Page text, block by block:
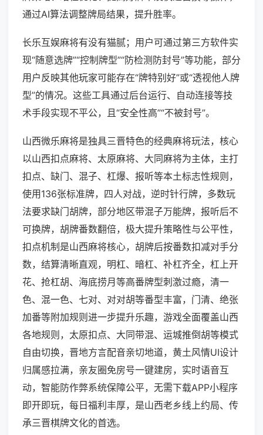
通过AI算法调整牌局结果，提升胜率。
长乐互娱麻将有没有猫腻；用户可通过第三方软件实
现“随意选牌”“控制牌型”“防检测防封号”等功能，部分
用户反映其他玩家可能存在“牌特别好”或“透视他人牌
型”的情况。这些工具通过后台运行、自动连接等技
术手段实现不平公，且“安全性高”“不被封号”。
山西微乐麻将是独具三晋特色的经典麻将玩法，核心
以山西扣点麻将、太原麻将、大同麻将为主体，主打
扣点、缺门、混子、杠爆、报听等本土标志性规则，
使用136张标准牌，四人对战，逆时针行牌，多数玩
法要求缺门胡牌，部分地区带混子万能牌，报听后不
可换牌，胡牌番数翻倍，极大提升策略性与公平性，
扣点机制是山西麻将核心，胡牌后按番数扣减对手分
数，结算清晰直观，明杠、暗杠、补杠齐全，杠上开
花、抢杠胡、海底捞月等高番牌型刺激过瘾，清一
色、混一色、七对、对对胡等番型丰富，门清、绝张
加番等附加规则进一步提升乐趣，游戏全面覆盖山西
各地规则，太原扣点、大同带混、运城推倒胡等模式
自由切换，晋地方言配音亲切地道，黄土风情UI设计
归属感拉满，亲友圈免房号一键建房，实时语音互
动，智能防作弊系统保障公平，无需下载APP小程序
即开即玩，每日福利丰厚，是山西老乡线上约局、传
承三晋棋牌文化的首选。